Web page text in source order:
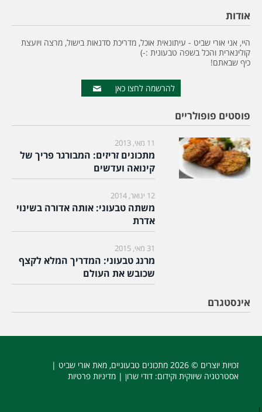
אודות
היי, אני אורי שביט - עיתונאית אוכל, מדריכת סדנאות בישול, מרצה ויועצת
קולינארית והכל בשפה טבעונית :-)
כיף שבאתם!
להרשמה לחצו כאן
פוסטים פופולריים
11 מאי, 2013
מתכונים זריזים: המבורגר פריך של
קינואה ועדשים
12 ינואר, 2014
משתה טבעוני: אותה אדורה בשינוי
אדרת
31 מאי, 2015
מרנג טבעוני: המדריך המלא לקצף
שכובש את העולם
אינסטגרם
זכויות יוצרים © 2026 מתכונים טבעוניים, מאת אורי שביט |
אסטרטגיה שיווקית וקידום: דודי שרון | מדיניות פרטיות